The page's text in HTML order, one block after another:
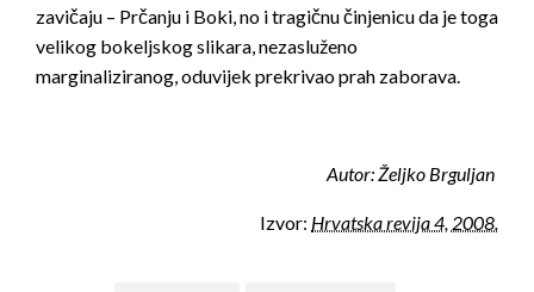
zavičaju – Prčanju i Boki, no i tragičnu činjenicu da je toga
velikog bokeljskog slikara, nezasluženo
marginaliziranog, oduvijek prekrivao prah zaborava.
Autor: Željko Brguljan
Izvor: Hrvatska revija 4, 2008.